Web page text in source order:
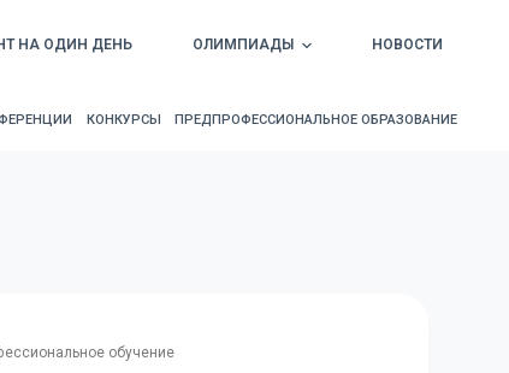
НА ОДИН ДЕНЬ ОЛИМПИАДЫ НОВОСТИ
КОНКУРСЫ ПРЕДПРОФЕССИОНАЛЬНОЕ ОБРАЗОВАНИЕ
обучение